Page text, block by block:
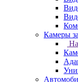
Камеры